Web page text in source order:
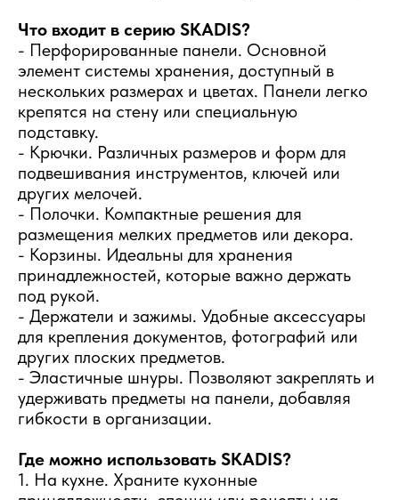
Что входит в серию SKADIS?
- Перфорированные панели. Основной
элемент системы хранения, доступный в
нескольких размерах и цветах. Панели легко
крепятся на стену или специальную
подставку.
- Крючки. Различных размеров и форм для
подвешивания инструментов, ключей или
других мелочей.
- Полочки. Компактные решения для
размещения мелких предметов или декора.
- Корзины. Идеальны для хранения
принадлежностей, которые важно держать
под рукой.
- Держатели и зажимы. Удобные аксессуары
для крепления документов, фотографий или
других плоских предметов.
- Эластичные шнуры. Позволяют закреплять и
удерживать предметы на панели, добавляя
гибкости в организации.
Где можно использовать SKADIS?
1. На кухне. Храните кухонные